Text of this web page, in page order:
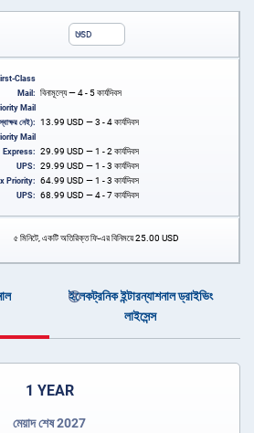
USD
Class
Mail:
বিনামূল্যে — 4 - 5 কার্যদিবস
Mail
নেই):
13.99 USD — 3 - 4 কার্যদিবস
Mail
Express:
29.99 USD — 1 - 2 কার্যদিবস
UPS: 29.99 USD — 1 - 3 কার্যদিবস
Priority: 64.99 USD — 1 - 3 কার্যদিবস
UPS: 68.99 USD — 4 - 7 কার্যদিবস
৫ মিনিটে, একটি অতিরিক্ত ফি-এর বিনিময়ে25.00 USD
ইলেকট্রনিক ইন্টারন্যাশনাল ড্রাইভিং
লাইসেন্স
1 YEAR
মেয়াদ শেষ 2027